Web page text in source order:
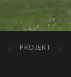
PROJEKT